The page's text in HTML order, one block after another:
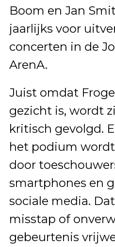
Boom en Jan
jaarlijks voor
concerten in de
ArenA.
Juist omdat
gezicht is, wordt
kritisch gevolgd.
het podium
door
smartphones en
sociale media.
misstap of
gebeurtenis